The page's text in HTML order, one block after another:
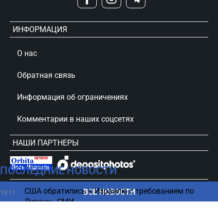
ПОСЛЕДНИЕ НОВОСТИ
19:11
США обратились к Израилю с требованием по
Ливану - СМИ
ВСЕ НОВОСТИ
ИНФОРМАЦИЯ
О нас
Обратная связь
Информация об ограничениях
Комментарии в наших соцсетях
НАШИ ПАРТНЕРЫ
сursorinfo.co.il © Все права защищены